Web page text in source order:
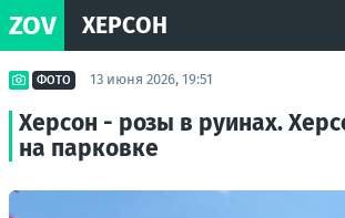
ZOV ХЕРСОН
ФОТО 13 июня 2026, 19:51
Херсон - розы в руинах.
на парковке